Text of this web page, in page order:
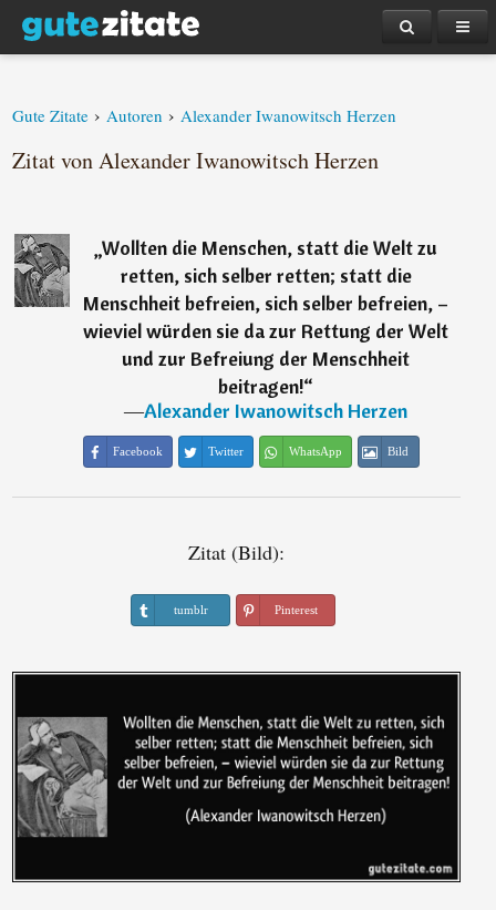
Gute Zitate › Autoren › Alexander Iwanowitsch Herzen
Zitat von Alexander Iwanowitsch Herzen
„Wollten die Menschen, statt die Welt zu
retten, sich selber retten; statt die
Menschheit befreien, sich selber befreien, –
wieviel würden sie da zur Rettung der Welt
und zur Befreiung der Menschheit
beitragen!“
―Alexander Iwanowitsch Herzen
Facebook Twitter WhatsApp Bild
Zitat (Bild):
tumblr Pinterest